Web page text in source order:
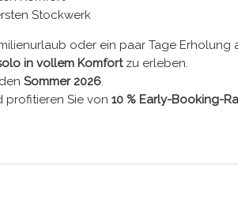
Stockwerk
oder ein paar Tage Erholung
in vollem Komfortzu erleben.
Sommer 2026.
profitieren Sie von 10 % Early-Booking-